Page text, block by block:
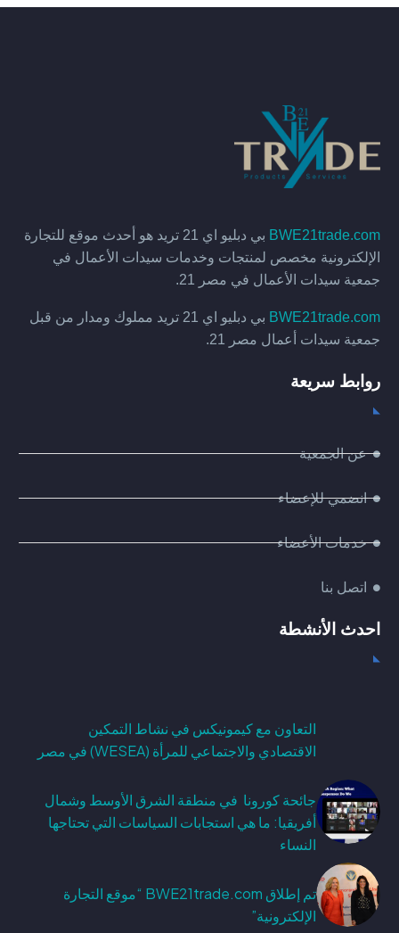
BWE21trade.com
بي دبليو اي 21 تريد هو أحدث موقع للتجارة
الإلكترونية مخصص لمنتجات وخدمات سيدات الأعمال في
جمعية سيدات الأعمال في مصر 21.
BWE21trade.com
بي دبليو اي 21 تريد مملوك ومدار من قبل
جمعية سيدات أعمال مصر 21.
روابط سريعة
عن الجمعية
انضمي للإعضاء
خدمات الأعضاء
اتصل بنا
احدث الأنشطة
التعاون مع كيمونيكس في نشاط التمكين
الاقتصادي والاجتماعي للمرأة (WESEA) في مصر
جائحة كورونا في منطقة الشرق الأوسط وشمال
أفريقيا: ما هي استجابات السياسات التي تحتاجها
النساء
تم إطلاق BWE21trade.com “موقع التجارة
الإلكترونية”